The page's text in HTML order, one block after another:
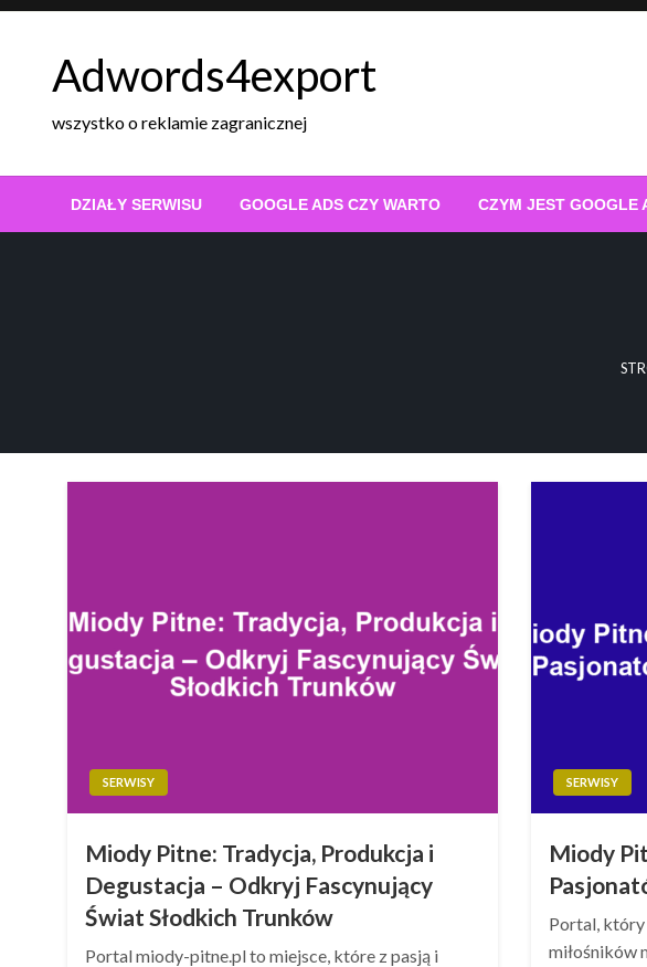
Skip
Adwords4export
wszystko o reklamie zagranicznej
DZIAŁY SERWISU GOOGLE ADS CZY WARTO CZYM JEST GOOGLE
SERWISY
Miody Pitne: Tradycja, Produkcja i
Degustacja – Odkryj Fascynujący
Świat Słodkich Trunków
Portal miody-pitne.pl to miejsce, które z pasją i
SERWISY
Miody
Portal, który
miłośników